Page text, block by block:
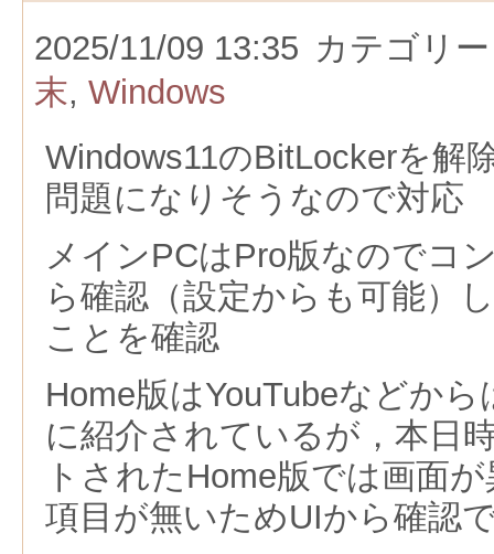
2025/11/09 13:35 カテゴリ
末, Windows
Windows11のBitLockerを解
問題になりそうなので対応
メインPCはPro版なのでコ
ら確認（設定からも可能）
ことを確認
Home版はYouTubeなどか
に紹介されているが，本日
トされたHome版では画面
項目が無いためUIから確認